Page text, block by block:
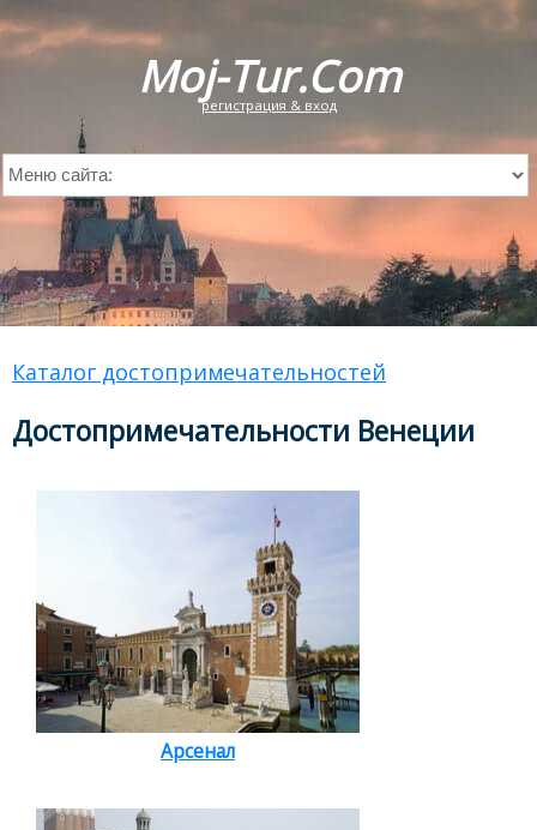
Moj-Tur.Com
регистрация & вход
Каталог достопримечательностей
Достопримечательности Венеции
Арсенал